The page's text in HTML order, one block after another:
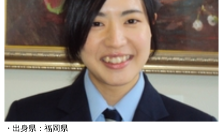
・出身県：福岡県